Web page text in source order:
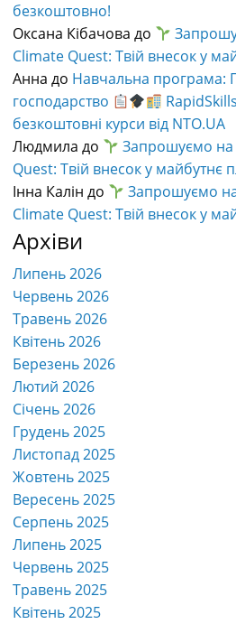
безкоштовно!
Оксана Кібачова до
Climate Quest: Твій внесок у
Анна до Навчальна програма:
господарство
безкоштовні курси від NTO.UA
Людмила до
Запрошуємо на
Quest: Твій внесок у майбутнє
Інна Калін до
Запрошуємо
Climate Quest: Твій внесок у
Архіви
Липень 2026
Червень 2026
Травень 2026
Квітень 2026
Березень 2026
Лютий 2026
Січень 2026
Грудень 2025
Листопад 2025
Жовтень 2025
Вересень 2025
Серпень 2025
Липень 2025
Червень 2025
Травень 2025
Квітень 2025